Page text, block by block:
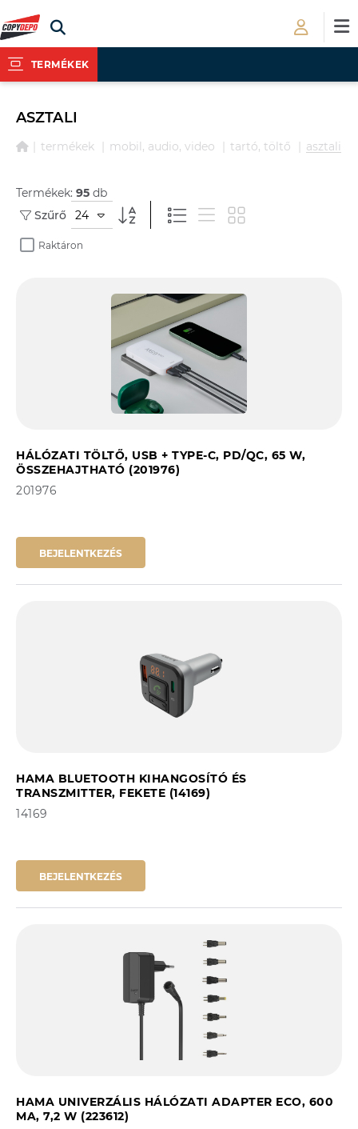
TERMÉKEK
ASZTALI
termékek mobil, audio, video tartó, töltő asztali
Termékek: 95 db
Szűrő
Raktáron
24
HÁLÓZATI TÖLTŐ, USB + TYPE-C, PD/QC, 65 W,
ÖSSZEHAJTHATÓ (201976)
201976
BEJELENTKEZÉS
HAMA BLUETOOTH KIHANGOSÍTÓ ÉS
TRANSZMITTER, FEKETE (14169)
14169
BEJELENTKEZÉS
HAMA UNIVERZÁLIS HÁLÓZATI ADAPTER ECO, 600
MA, 7,2 W (223612)